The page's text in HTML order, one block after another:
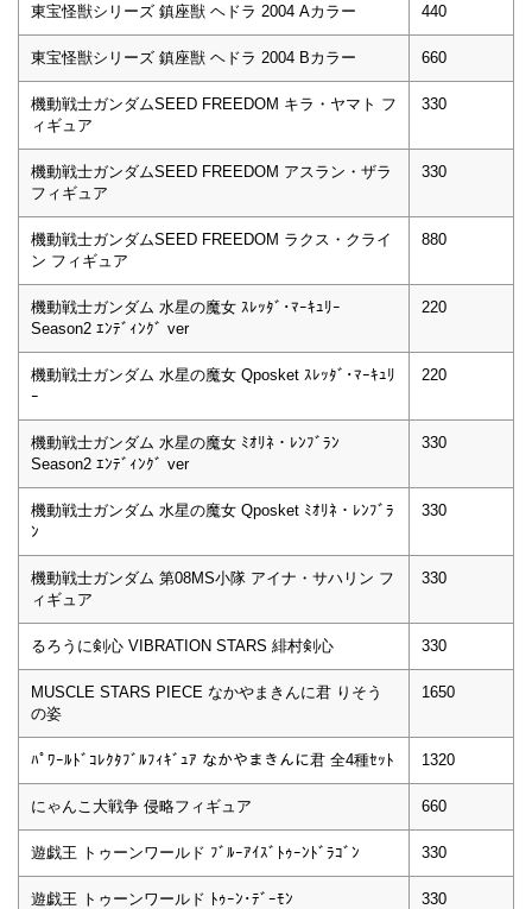
東宝怪獣シリーズ 鎮座獣 ヘドラ 2004 Aカラー 440
東宝怪獣シリーズ 鎮座獣 ヘドラ 2004 Bカラー 660
機動戦士ガンダムSEED FREEDOM キラ・ヤマト フ
ィギュア
330
機動戦士ガンダムSEED FREEDOM アスラン・ザラ
フィギュア
330
機動戦士ガンダムSEED FREEDOM ラクス・クライ
ン フィギュア
880
機動戦士ガンダム 水星の魔女 ｽﾚｯﾀﾞ･ﾏｰｷｭﾘｰ
Season2 ｴﾝﾃﾞｨﾝｸﾞ ver
220
機動戦士ガンダム 水星の魔女 Qposket ｽﾚｯﾀﾞ･ﾏｰｷｭﾘ
ｰ
220
機動戦士ガンダム 水星の魔女 ﾐｵﾘﾈ・ﾚﾝﾌﾞﾗﾝ
Season2 ｴﾝﾃﾞｨﾝｸﾞ ver
330
機動戦士ガンダム 水星の魔女 Qposket ﾐｵﾘﾈ・ﾚﾝﾌﾞﾗ
ﾝ
330
機動戦士ガンダム 第08MS小隊 アイナ・サハリン フ
ィギュア
330
るろうに剣心 VIBRATION STARS 緋村剣心 330
MUSCLE STARS PIECE なかやまきんに君 りそう
の姿
1650
ﾊﾟﾜｰﾙﾄﾞｺﾚｸﾀﾌﾞﾙﾌｨｷﾞｭｱ なかやまきんに君 全4種ｾｯﾄ 1320
にゃんこ大戦争 侵略フィギュア 660
遊戯王 トゥーンワールド ﾌﾞﾙｰｱｲｽﾞﾄｩｰﾝﾄﾞﾗｺﾞﾝ 330
遊戯王 トゥーンワールド ﾄｩｰﾝ･ﾃﾞｰﾓﾝ 330